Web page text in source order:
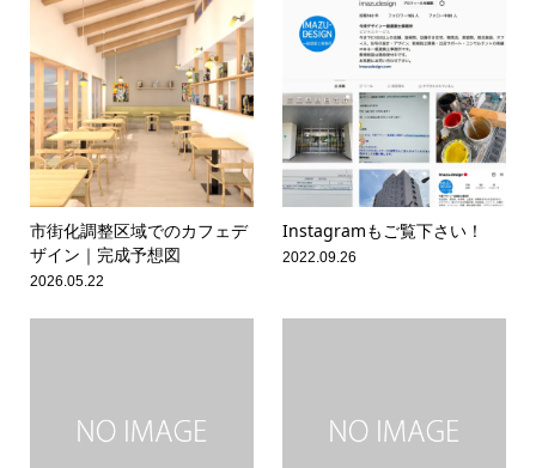
市街化調整区域でのカフェデ
ザイン｜完成予想図
2026.05.22
Instagramもご覧下さい！
2022.09.26